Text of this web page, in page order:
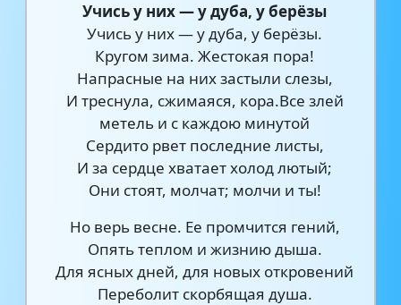
Учись у них — у дуба, у берёзы
Учись у них — у дуба, у берёзы.
Кругом зима. Жестокая пора!
Напрасные на них застыли слезы,
И треснула, сжимаяся, кора.Все злей
метель и с каждою минутой
Сердито рвет последние листы,
И за сердце хватает холод лютый;
Они стоят, молчат; молчи и ты!
Но верь весне. Ее промчится гений,
Опять теплом и жизнию дыша.
Для ясных дней, для новых откровений
Переболит скорбящая душа.